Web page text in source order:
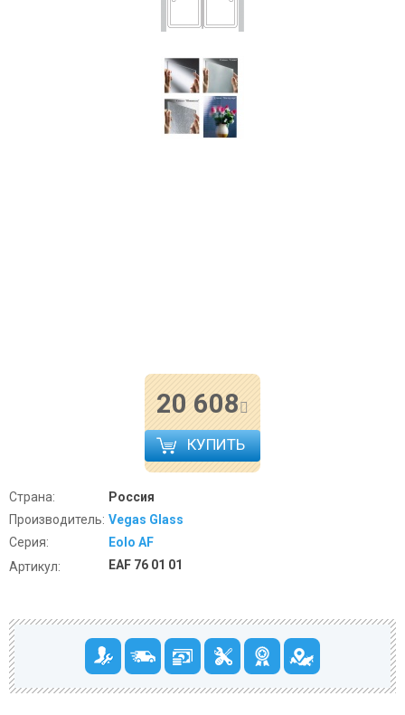
20 608
КУПИТЬ
Страна:
Россия
Производитель: Vegas Glass
Серия:
Eolo AF
Артикул:
EAF 76 01 01